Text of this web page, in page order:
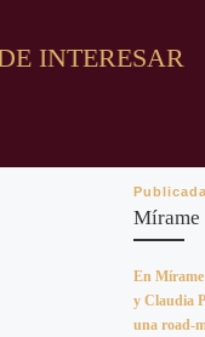
INTERESAR
Publicada
Mírame
En
y Claudia
una road-